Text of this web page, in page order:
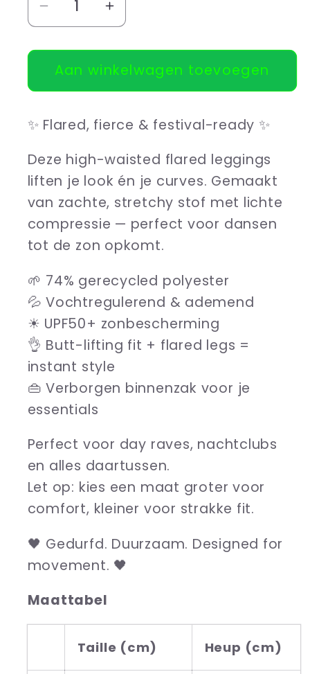
Aantal
verlagen
voor
Flare
leggings
pattern
Aantal
verhogen
voor
Flare
leggings
pattern
Aan winkelwagen toevoegen
✨ Flared, fierce & festival-ready ✨
Deze high-waisted flared leggings
liften je look én je curves. Gemaakt
van zachte, stretchy stof met lichte
compressie — perfect voor dansen
tot de zon opkomt.
🌱 74% gerecycled polyester
💦 Vochtregulerend & ademend
☀ UPF50+ zonbescherming
👌 Butt-lifting fit + flared legs =
instant style
👜 Verborgen binnenzak voor je
essentials
Perfect voor day raves, nachtclubs
en alles daartussen.
Let op: kies een maat groter voor
comfort, kleiner voor strakke fit.
🖤 Gedurfd. Duurzaam. Designed for
movement. 🖤
Maattabel
Taille (cm) Heup (cm)